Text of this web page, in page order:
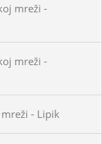
mreži -
mreži -
- Lipik